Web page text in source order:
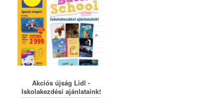
Akciós újság Lidl -
Iskolakezdési ajánlataink!